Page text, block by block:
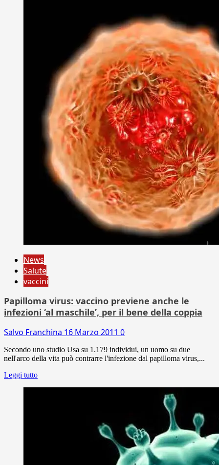
News
Salute
vaccini
Papilloma virus: vaccino previene anche le
infezioni ‘al maschile’, per il bene della coppia
Salvo Franchina 16 Marzo 2011 0
Secondo uno studio Usa su 1.179 individui, un uomo su due
nell'arco della vita può contrarre l'infezione dal papilloma virus,...
Leggi tutto